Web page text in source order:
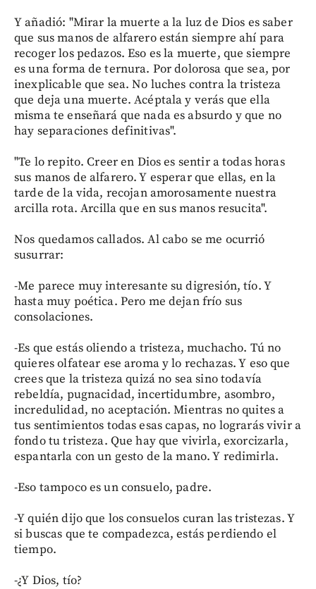
Y añadió: "Mirar la muerte a la luz de Dios es saber
que sus manos de alfarero están siempre ahí para
recoger los pedazos. Eso es la muerte, que siempre
es una forma de ternura. Por dolorosa que sea, por
inexplicable que sea. No luches contra la tristeza
que deja una muerte. Acéptala y verás que ella
misma te enseñará que nada es absurdo y que no
hay separaciones definitivas".
"Te lo repito. Creer en Dios es sentir a todas horas
sus manos de alfarero. Y esperar que ellas, en la
tarde de la vida, recojan amorosamente nuestra
arcilla rota. Arcilla que en sus manos resucita".
Nos quedamos callados. Al cabo se me ocurrió
susurrar:
-Me parece muy interesante su digresión, tío. Y
hasta muy poética. Pero me dejan frío sus
consolaciones.
-Es que estás oliendo a tristeza, muchacho. Tú no
quieres olfatear ese aroma y lo rechazas. Y eso que
crees que la tristeza quizá no sea sino todavía
rebeldía, pugnacidad, incertidumbre, asombro,
incredulidad, no aceptación. Mientras no quites a
tus sentimientos todas esas capas, no lograrás vivir a
fondo tu tristeza. Que hay que vivirla, exorcizarla,
espantarla con un gesto de la mano. Y redimirla.
-Eso tampoco es un consuelo, padre.
-Y quién dijo que los consuelos curan las tristezas. Y
si buscas que te compadezca, estás perdiendo el
tiempo.
-¿Y Dios, tío?